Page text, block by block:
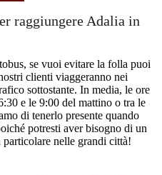
raggiungere Adalia in
se vuoi evitare la folla puoi
clienti viaggeranno nei
sottostante. In media, le ore
e le 9:00 del mattino o tra le
di tenerlo presente quando
potresti aver bisogno di un
nelle grandi città!